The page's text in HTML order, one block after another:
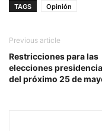
TAGS Opinión
Previous article
Restricciones para las
elecciones
del próximo 25 de